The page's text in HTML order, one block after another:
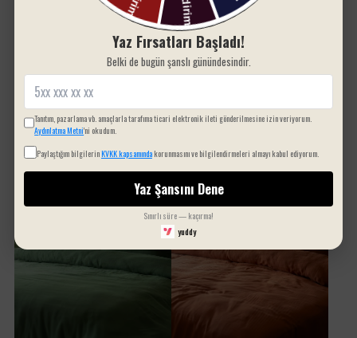
Sepete Ekle
The Time Nevresim Takımı -
₺ 1,300.00
Sepete Ekle
Moods Müslin Nevresim
Takımı - Campanula
Yaz Fırsatları Başladı!
Belki de bugün şanslı günündesindir.
Tanıtım, pazarlama vb. amaçlarla tarafıma ticari elektronik ileti gönderilmesine izin veriyorum.
Aydınlatma Metni'ni okudum.
Paylaştığım bilgilerinKVKK kapsamındakorunmasını ve bilgilendirmeleri almayı kabul ediyorum.
Yaz Şansını Dene
Sınırlı süre — kaçırma!
yuddy